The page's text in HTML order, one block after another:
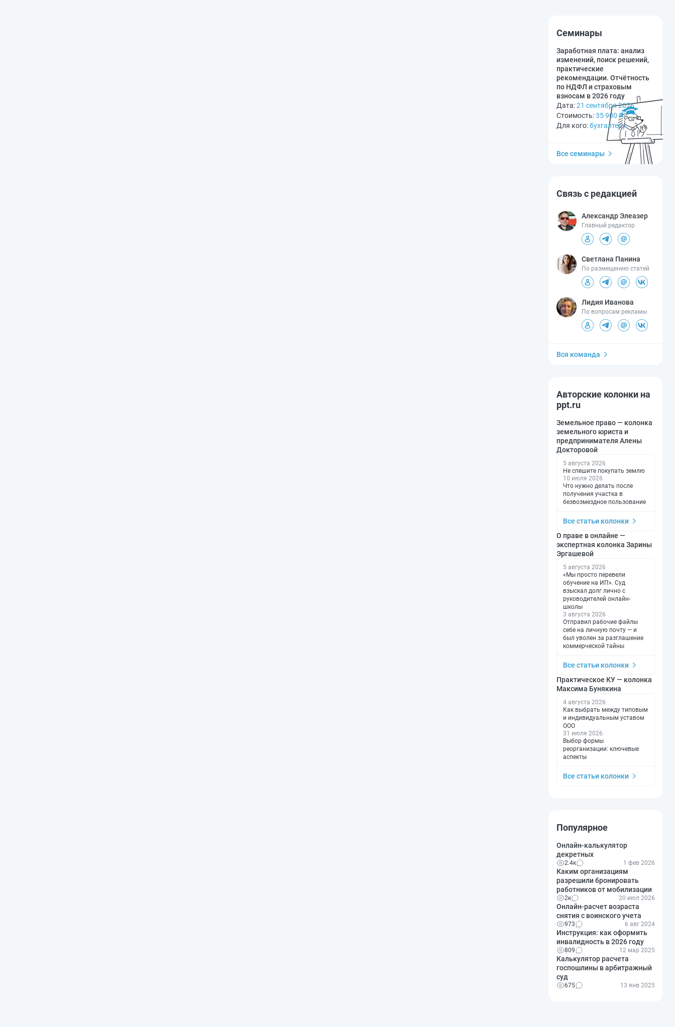
Семинары
Заработная плата: анализ
изменений, поиск решений,
практические
рекомендации. Отчётность
по НДФЛ и страховым
взносам в 2026 году
Дата:21 сентября 2026
Стоимость:35 900 ₽
Для кого:бухгалтеру
Все семинары
Связь с редакцией
Александр Элеазер
Главный редактор
Светлана Панина
По размещению статей
Лидия Иванова
По вопросам рекламы
Вся команда
Авторские колонки на
ppt.ru
Земельное право — колонка
земельного юриста и
предпринимателя Алены
Докторовой
5 августа 2026
Не спешите покупать землю
10 июля 2026
Что нужно делать после
получения участка в
безвозмездное пользование
Все статьи колонки
О праве в онлайне —
экспертная колонка Зарины
Эргашевой
5 августа 2026
«Мы просто перевели
обучение на ИП». Суд
взыскал долг лично с
руководителей онлайн-
школы
3 августа 2026
Отправил рабочие файлы
себе на личную почту — и
был уволен за разглашение
коммерческой тайны
Все статьи колонки
Практическое КУ — колонка
Максима Бунякина
4 августа 2026
Как выбрать между типовым
и индивидуальным уставом
ООО
31 июля 2026
Выбор формы
реорганизации: ключевые
аспекты
Все статьи колонки
Популярное
Онлайн-калькулятор
декретных
2.4к 1 фев 2026
Каким организациям
разрешили бронировать
работников от мобилизации
2к 20 июл 2026
Онлайн-расчет возраста
снятия с воинского учета
973 6 авг 2024
Инструкция: как оформить
инвалидность в 2026 году
809 12 мар 2025
Калькулятор расчета
госпошлины в арбитражный
суд
675 13 янв 2025